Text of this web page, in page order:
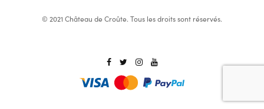
© 2021 Château de Croûte. Tous les droits sont réservés.